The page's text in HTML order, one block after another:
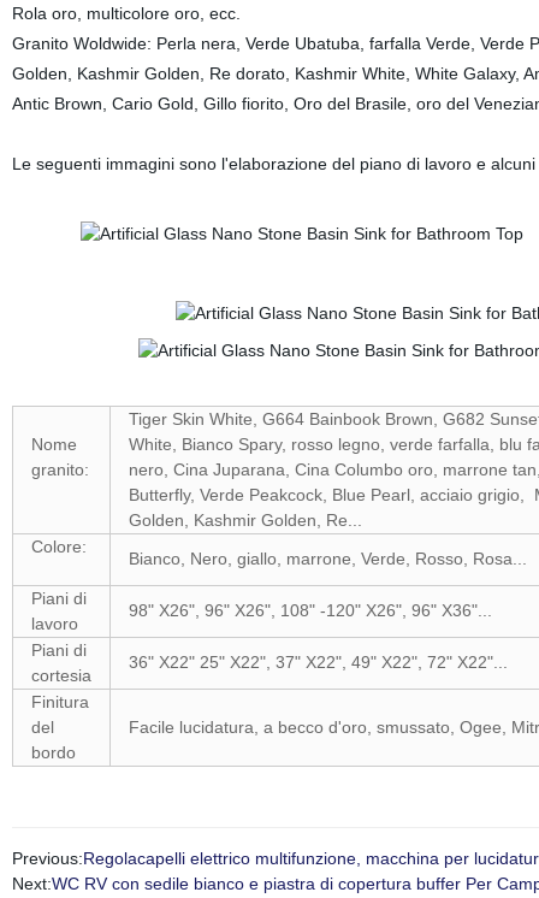
Rola oro, multicolore oro, ecc.
Granito Woldwide: Perla nera, Verde Ubatuba, farfalla Verde,
Golden, Kashmir Golden, Re dorato, Kashmir White, White Galaxy,
Antic Brown, Cario Gold, Gillo fiorito, Oro del Brasile, oro del
Le seguenti immagini sono l'elaborazione del piano di lavoro e
Nome
granito:
Tiger Skin White, G664 Bainbook Brown, G682
White, Bianco Spary, rosso legno, verde farfalla, blu
nero, Cina Juparana, Cina Columbo oro, marrone
Butterfly, Verde Peakcock, Blue Pearl, acciaio
Golden, Kashmir Golden, Re...
Colore:
Bianco, Nero, giallo, marrone, Verde, Rosso, Rosa...
Piani di
lavoro
98" X26", 96" X26", 108" -120" X26", 96" X36"...
Piani di
cortesia
36" X22" 25" X22", 37" X22", 49" X22", 72" X22"...
Finitura
del
bordo
Facile lucidatura, a becco d'oro, smussato, Ogee,
Previous:Regolacapelli elettrico multifunzione, macchina per
Next:WC RV con sedile bianco e piastra di copertura buffer Per